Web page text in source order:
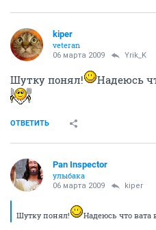
kiper
veteran
06 марта 2009 Yrik_K
Шутку понял! Надеюсь
ОТВЕТИТЬ
Pan Inspector
улыбака
06 марта 2009 kiper
Шутку понял! Надеюсь что вата